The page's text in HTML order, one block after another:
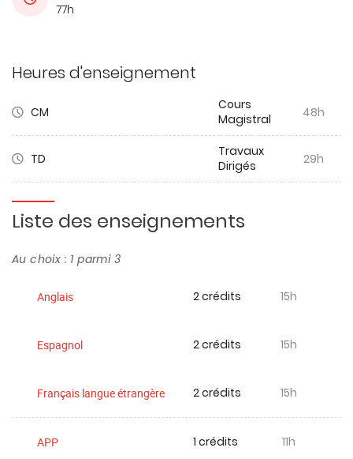
77h
Heures d'enseignement
CM
Cours
Magistral
48h
TD
Travaux
Dirigés
29h
Liste des enseignements
Au choix : 1 parmi 3
Anglais 2 crédits 15h
Espagnol 2 crédits 15h
Français langue étrangère 2 crédits 15h
APP 1 crédits 11h